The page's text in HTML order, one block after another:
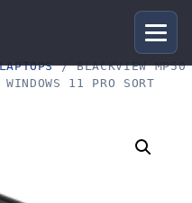
/ BLACKVIEW MP50
11 PRO SORT